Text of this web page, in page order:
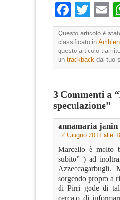
Questo articolo è
classificato in
questo articolo
un trackback dal tuo
3 Commenti a
speculazione”
annamaria janin
12 Giugno 2011 alle
Marcello è molto
subito” ) ad
Azzeccagarbugli.
sorgendo propro a
di Pirri gode di
cercato di